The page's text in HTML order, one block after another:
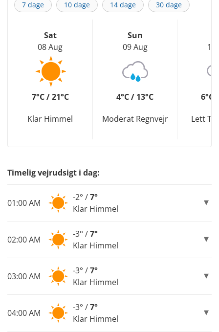
7 dage 10 dage 14 dage 30 dage
Sat
08 Aug
7°C / 21°C
Klar Himmel
Sun
09 Aug
4°C / 13°C
Moderat Regnvejr
10
6°C
Lett
Timelig vejrudsigt i dag:
01:00 AM
-2° /7°
Klar Himmel
02:00 AM
-3° /7°
Klar Himmel
03:00 AM
-3° /7°
Klar Himmel
04:00 AM
-3° /7°
Klar Himmel